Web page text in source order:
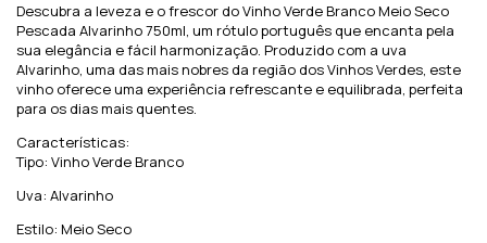
Descubra a leveza e o frescor do Vinho Verde Branco Meio Seco
Pescada Alvarinho 750ml, um rótulo português que encanta pela
sua elegância e fácil harmonização. Produzido com a uva
Alvarinho, uma das mais nobres da região dos Vinhos Verdes, este
vinho oferece uma experiência refrescante e equilibrada, perfeita
para os dias mais quentes.
Características:
Tipo: Vinho Verde Branco
Uva: Alvarinho
Estilo: Meio Seco